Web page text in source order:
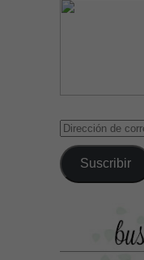
Dirección
correo
electrónico
Suscribir